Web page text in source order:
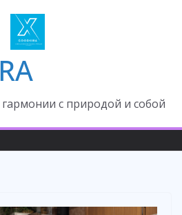
с природой и собой